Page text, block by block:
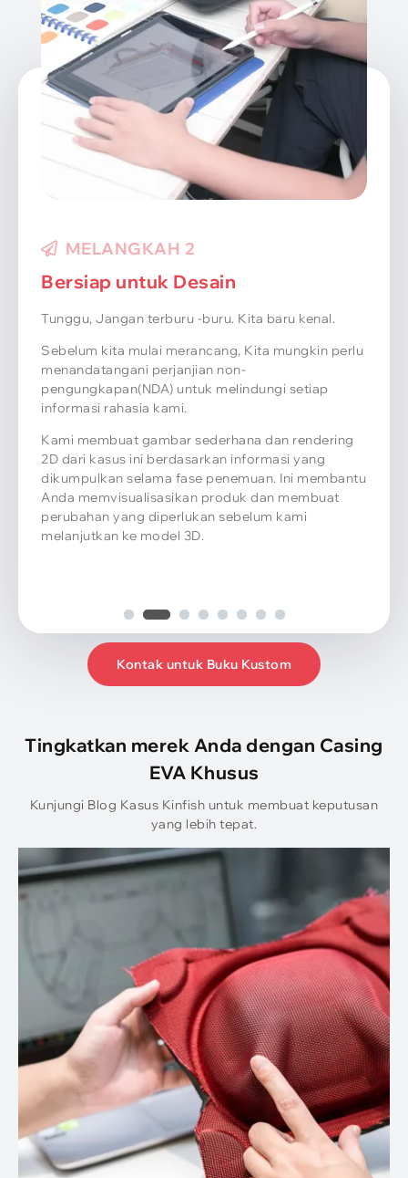
MELANGKAH 3
Presentasi
Kontak untuk Buku Kustom
Tingkatkan merek Anda dengan Casing
EVA Khusus
Kunjungi Blog Kasus Kinfish untuk membuat keputusan
yang lebih tepat.